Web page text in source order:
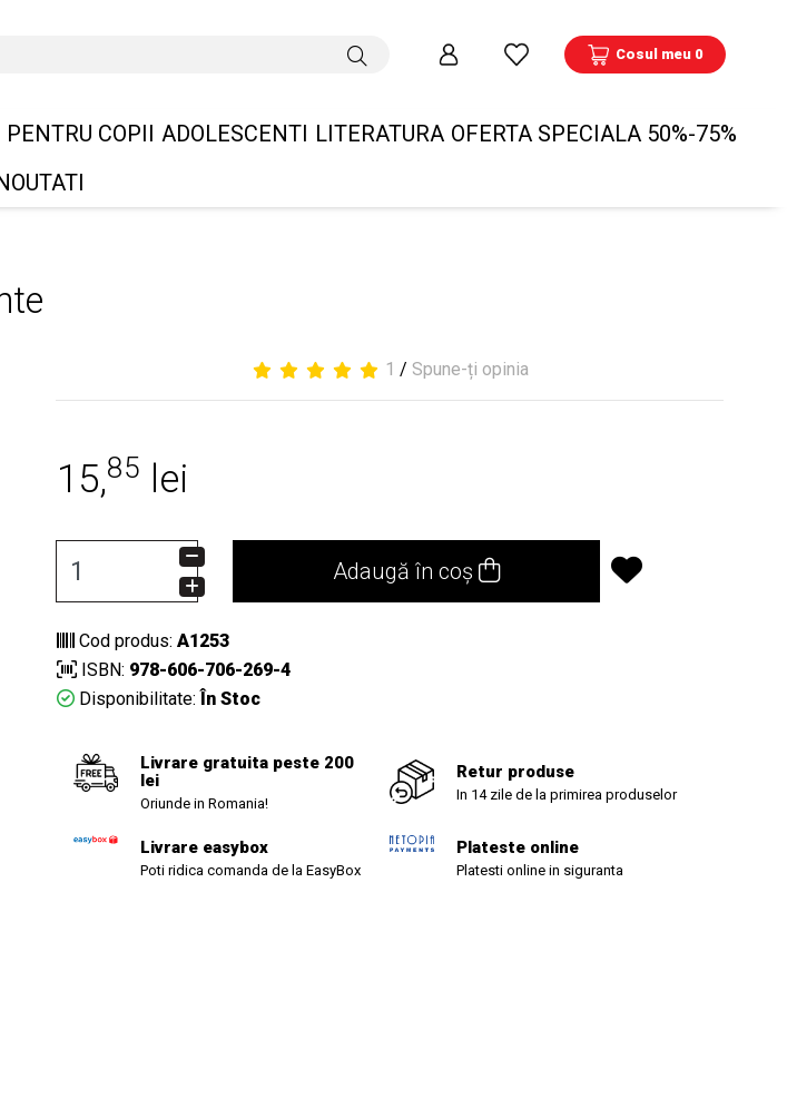
Cosul meu 0
PENTRU COPII ADOLESCENTI LITERATURA OFERTA SPECIALA 50%-75%
1 / Spune-ți opinia
15,85 lei
Adaugă în coș
Cod produs: A1253
ISBN: 978-606-706-269-4
Disponibilitate: În Stoc
Livrare gratuita peste 200
lei
Oriunde in Romania!
Retur produse
In 14 zile de la primirea produselor
Livrare easybox
Poti ridica comanda de la EasyBox
Plateste online
Platesti online in siguranta